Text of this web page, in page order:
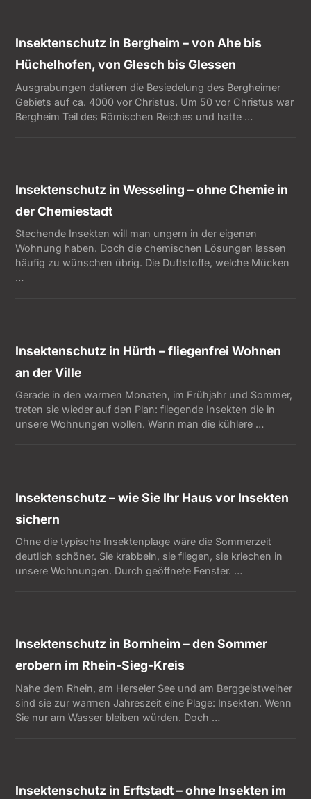
Insektenschutz in Bergheim – von Ahe bis
Hüchelhofen, von Glesch bis Glessen
Ausgrabungen datieren die Besiedelung des Bergheimer
Gebiets auf ca. 4000 vor Christus. Um 50 vor Christus war
Bergheim Teil des Römischen Reiches und hatte …
Insektenschutz in Wesseling – ohne Chemie in
der Chemiestadt
Stechende Insekten will man ungern in der eigenen
Wohnung haben. Doch die chemischen Lösungen lassen
häufig zu wünschen übrig. Die Duftstoffe, welche Mücken
…
Insektenschutz in Hürth – fliegenfrei Wohnen
an der Ville
Gerade in den warmen Monaten, im Frühjahr und Sommer,
treten sie wieder auf den Plan: fliegende Insekten die in
unsere Wohnungen wollen. Wenn man die kühlere …
Insektenschutz – wie Sie Ihr Haus vor Insekten
sichern
Ohne die typische Insektenplage wäre die Sommerzeit
deutlich schöner. Sie krabbeln, sie fliegen, sie kriechen in
unsere Wohnungen. Durch geöffnete Fenster. …
Insektenschutz in Bornheim – den Sommer
erobern im Rhein-Sieg-Kreis
Nahe dem Rhein, am Herseler See und am Berggeistweiher
sind sie zur warmen Jahreszeit eine Plage: Insekten. Wenn
Sie nur am Wasser bleiben würden. Doch …
Insektenschutz in Erftstadt – ohne Insekten im